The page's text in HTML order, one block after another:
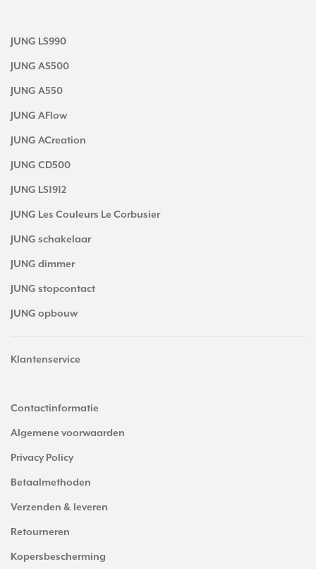
JUNG LS990
JUNG AS500
JUNG A550
JUNG AFlow
JUNG ACreation
JUNG CD500
JUNG LS1912
JUNG Les Couleurs Le Corbusier
JUNG schakelaar
JUNG dimmer
JUNG stopcontact
JUNG opbouw
Klantenservice
Contactinformatie
Algemene voorwaarden
Privacy Policy
Betaalmethoden
Verzenden & leveren
Retourneren
Kopersbescherming